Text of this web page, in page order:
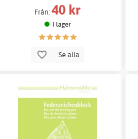
Från:40 kr
I lager
Se alla